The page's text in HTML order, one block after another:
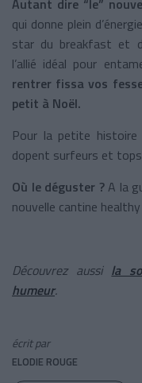
qui donne plein
star du breakfast et
l’allié idéal pour
rentrer fissa vos
petit à Noël.
Pour la petite
dopent surfeurs et tops
Où le déguster ?A la
nouvelle cantine
Découvrez aussi la
humeur.
écrit par
ELODIE ROUGE